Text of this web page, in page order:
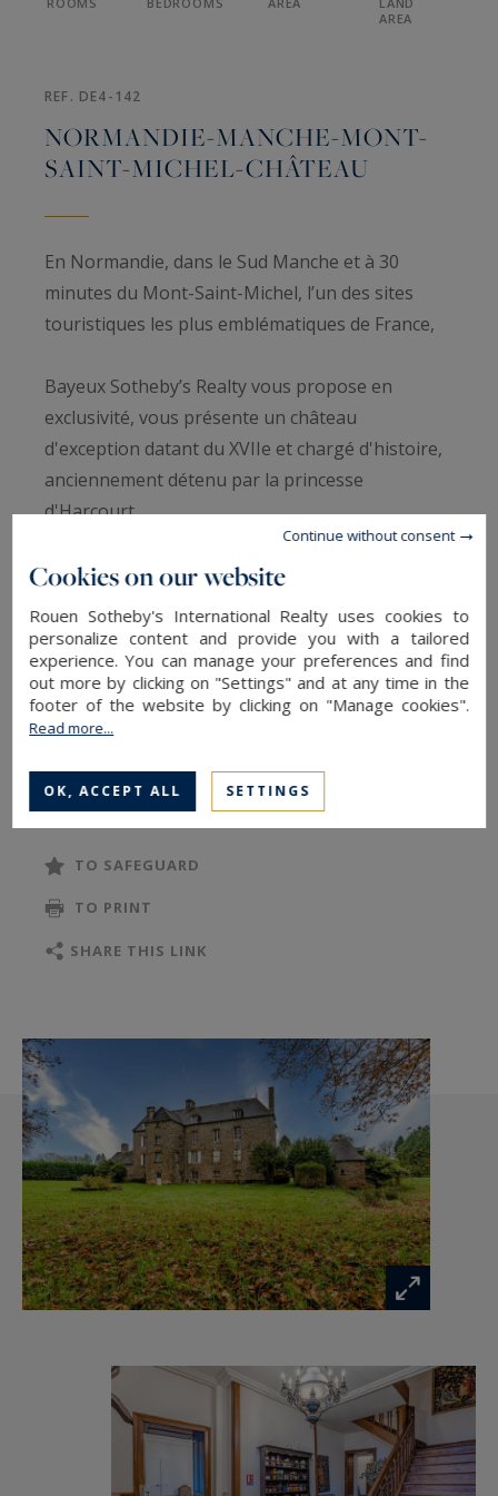
AREA
REF. DE4-142
NORMANDIE-MANCHE-MONT-
SAINT-MICHEL-CHÂTEAU
En Normandie, dans le Sud Manche et à 30
minutes du Mont-Saint-Michel, l’un des sites
touristiques les plus emblématiques de France,
Bayeux Sotheby’s Realty vous propose en
exclusivité, vous présente un château
d'exception datant du XVIIe et chargé d'histoire,
anciennement détenu par la princesse
d'Harcourt.
Niché dans un écrin de verdure d’environ 4
hectares, comprenant un parc et un bois avec
ses fondations de murs d’enceinte, ce bien rare
vous garantit une qualité de vie exceptionnelle. A
l’abri des regards. Il dispose également de
nombreuses dépendances et d’un vaste espace
Cette magnifique propriété est érigé sur trois
niveaux et développe environ 500 m² de surface
Au rez-de-chaussée, un hall d’entrée majestueux
une salle à manger, ainsi qu’une pièce
indépendante avec bureau.
Au premier étage, un large palier dessert trois
chambres spacieuses, chacune dotée chacune
d’une salle de bains / salle d’eau et de toilettes.
Une salle d’eau indépendante complète cet
étage.
supplémentaires, ainsi qu’une grande pièce à
aménager, bénéficiant d’un plafond cathédrale.
En entresol, un espace de vie composé d’une
TO SAFEGUARD
TO PRINT
SHARE THIS LINK
Cookies on our website
Rouen Sotheby's International Realty uses cookies to
personalize content and provide you with a tailored
experience. You can manage your preferences and find
out more by clicking on "Settings" and at any time in the
footer of the website by clicking on "Manage cookies".
Read more...
OK, ACCEPT ALL SETTINGS
Continue without consent